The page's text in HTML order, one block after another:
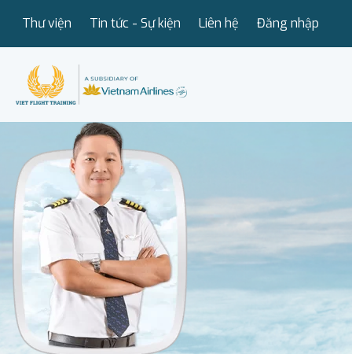
Thư viện Tin tức - Sự kiện Liên hệ Đăng nhập